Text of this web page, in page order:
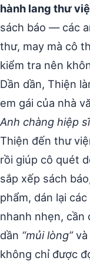
hành lang thư
sách báo — các
thư, may mà cô
kiểm tra nên
Dần dần, Thiện
em gái của nhà
Anh chàng hiệp
Thiện đến thư
rồi giúp cô quét
sắp xếp sách
phẩm, dán lại
nhanh nhẹn, cần
dần “mủi lòng”và
không chỉ được